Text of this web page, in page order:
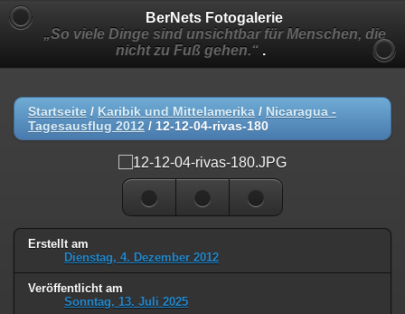
BerNets Fotogalerie
„So viele Dinge sind unsichtbar für Menschen, die
nicht zu Fuß gehen.“ .
Startseite / Karibik und Mittelamerika / Nicaragua -
Tagesausflug 2012 / 12-12-04-rivas-180
Erstellt am
Dienstag, 4. Dezember 2012
Veröffentlicht am
Sonntag, 13. Juli 2025